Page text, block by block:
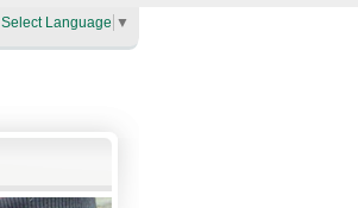
Select Language ▼